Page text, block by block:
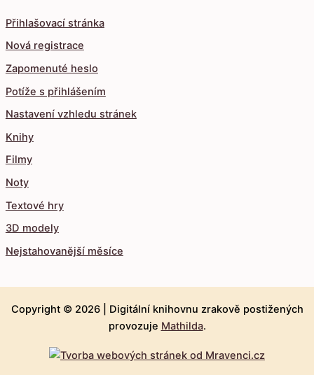
Přihlašovací stránka
Nová registrace
Zapomenuté heslo
Potíže s přihlášením
Nastavení vzhledu stránek
Knihy
Filmy
Noty
Textové hry
3D modely
Nejstahovanější měsíce
Copyright © 2026 | Digitální knihovnu zrakově postižených
provozuje Mathilda.